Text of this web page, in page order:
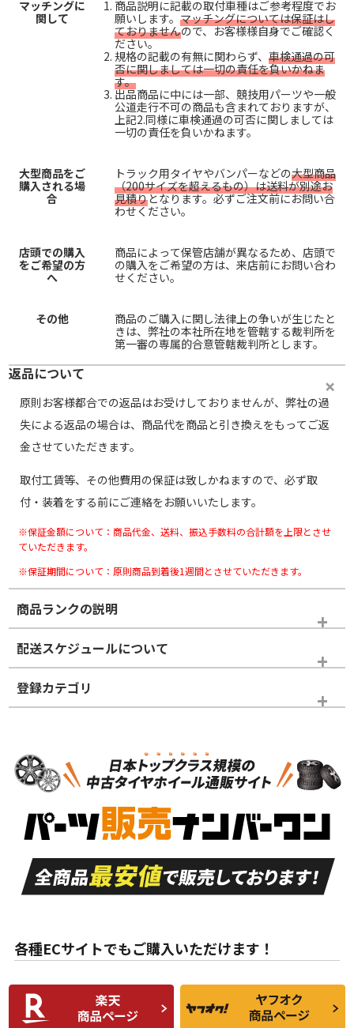
マッチングに
関して
商品説明に記載の取付車種はご参考程度でお
願いします。 マッチングについては保証はし
ておりませんので、お客様様自身でご確認く
ださい。
規格の記載の有無に関わらず、 車検通過の可
否に関しましては一切の責任を負いかねま
す。
出品商品に中には一部、競技用パーツや一般
公道走行不可の商品も含まれておりますが、
上記2.同様に車検通過の可否に関しましては
一切の責任を負いかねます。
大型商品をご
購入される場
合
トラック用タイヤやバンパーなどの大型商品
（200サイズを超えるもの）は送料が別途お
見積りとなります。必ずご注文前にお問い合
わせください。
店頭での購入
をご希望の方
へ
商品によって保管店舗が異なるため、店頭で
の購入をご希望の方は、来店前にお問い合わ
せください。
その他
商品のご購入に関し法律上の争いが生じたと
きは、弊社の本社所在地を管轄する裁判所を
第一審の専属的合意管轄裁判所とします。
返品について
原則お客様都合での返品はお受けしておりませんが、弊社の過
失による返品の場合は、商品代を商品と引き換えをもってご返
金させていただきます。
取付工賃等、その他費用の保証は致しかねますので、必ず取
付・装着をする前にご連絡をお願いいたします。
※保証金額について：商品代金、送料、振込手数料の合計額を上限とさせ
ていただきます。
※保証期間について：原則商品到着後1週間とさせていただきます。
商品ランクの説明
※商品ランクは出品者の主観により判断しておりますので、あら
かじめご了承ください。
ホイールランク
S
品）
S
新車外し品（新古
付き
A
走行距離も少なく、
目立つ傷もほとんど
ない中古品
A
走行距離も少なく、
非常に状態の良い中
古品
な中古品
んどない中古品
C
比較的きれいな中古
品
C
られるが、使用に問
題のない中古品
配送スケジュールについて
登録カテゴリ
タイヤのみ
各種ECサイトでもご購入いただけます！